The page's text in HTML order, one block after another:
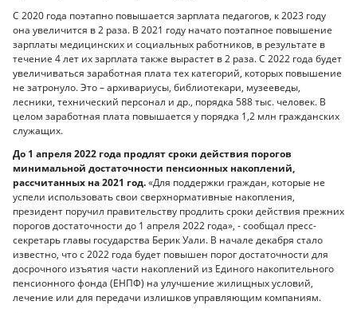
С 2020 года поэтапно повышается зарплата педагогов, к 2023 году
она увеличится в 2 раза. В 2021 году начато поэтапное повышение
зарплаты медицинских и социальных работников, в результате в
течение 4 лет их зарплата также вырастет в 2 раза. С 2022 года будет
увеличиваться заработная плата тех категорий, которых повышение
не затронуло. Это – архивариусы, библиотекари, музееведы,
лесники, технический персонал и др., порядка 588 тыс. человек. В
целом заработная плата повышается у порядка 1,2 млн гражданских
служащих.
До 1 апреля 2022 года продлят сроки действия порогов
минимальной достаточности пенсионных накоплений,
рассчитанных на 2021 год.«Для поддержки граждан, которые не
успели использовать свои сверхнормативные накопления,
президент поручил правительству продлить сроки действия прежних
порогов достаточности до 1 апреля 2022 года», - сообщал пресс-
секретарь главы государства Берик Уали. В начале декабря стало
известно, что с 2022 года будет повышен порог достаточности для
досрочного изъятия части накоплений из Единого накопительного
пенсионного фонда (ЕНПФ) на улучшение жилищных условий,
лечение или для передачи излишков управляющим компаниям.